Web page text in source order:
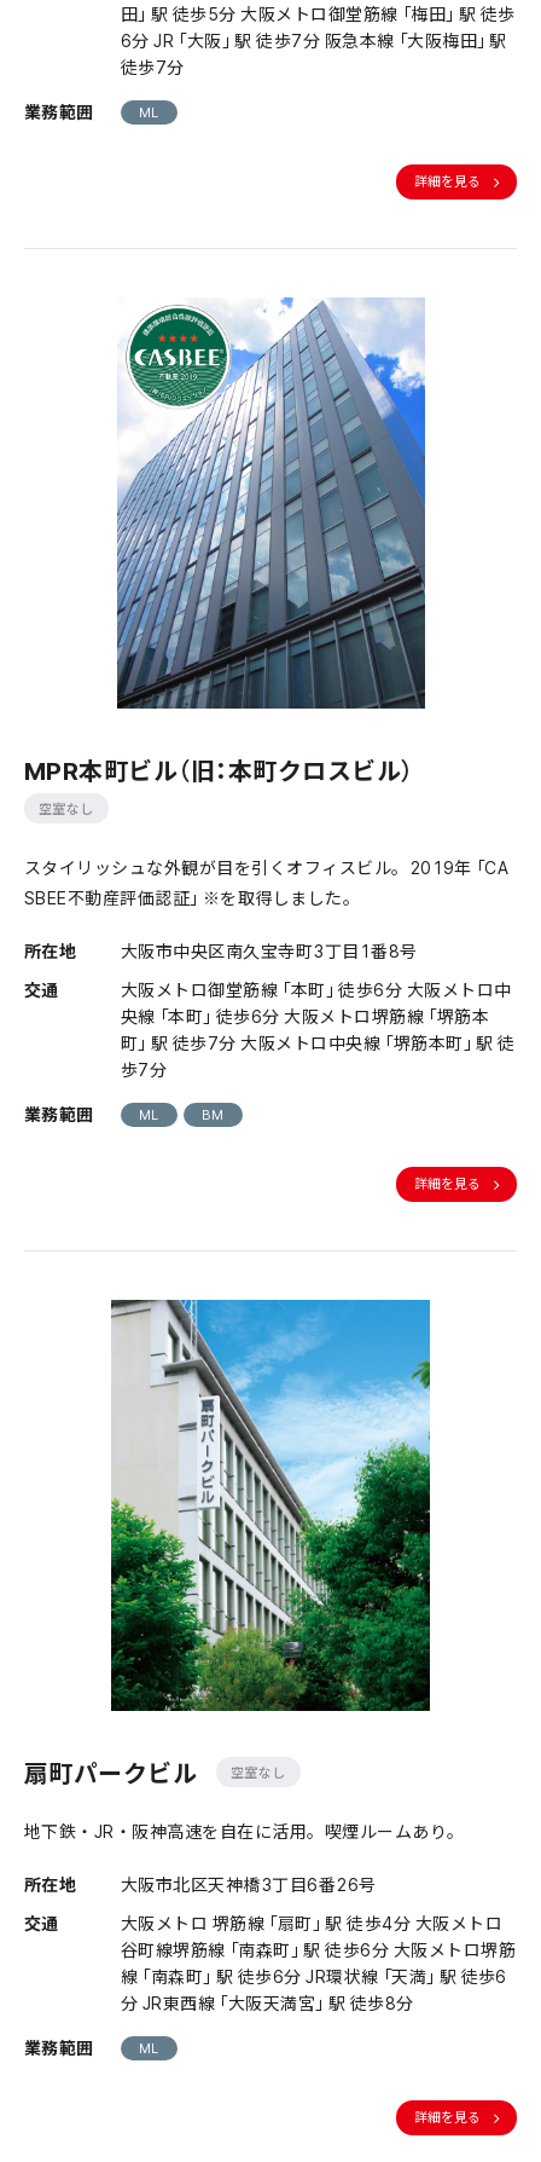
田」駅 徒歩5分 大阪メトロ御堂筋線「梅田」駅 徒歩
6分 JR「大阪」駅 徒歩7分 阪急本線「大阪梅田」駅
徒歩7分
業務範囲
ML
詳細を見る
MPR本町ビル（旧：本町クロスビル）
空室なし
スタイリッシュな外観が目を引くオフィスビル。2019年「CA
SBEE不動産評価認証」※を取得しました。
所在地
大阪市中央区南久宝寺町3丁目1番8号
交通
大阪メトロ御堂筋線「本町」徒歩6分 大阪メトロ中
央線「本町」徒歩6分 大阪メトロ堺筋線「堺筋本
町」駅 徒歩7分 大阪メトロ中央線「堺筋本町」駅 徒
歩7分
業務範囲
ML BM
詳細を見る
扇町パークビル 空室なし
地下鉄・JR・阪神高速を自在に活用。喫煙ルームあり。
所在地
大阪市北区天神橋3丁目6番26号
交通
大阪メトロ 堺筋線「扇町」駅 徒歩4分 大阪メトロ
谷町線堺筋線「南森町」駅 徒歩6分 大阪メトロ堺筋
線「南森町」駅 徒歩6分 JR環状線「天満」駅 徒歩6
分 JR東西線「大阪天満宮」駅 徒歩8分
業務範囲
ML
詳細を見る